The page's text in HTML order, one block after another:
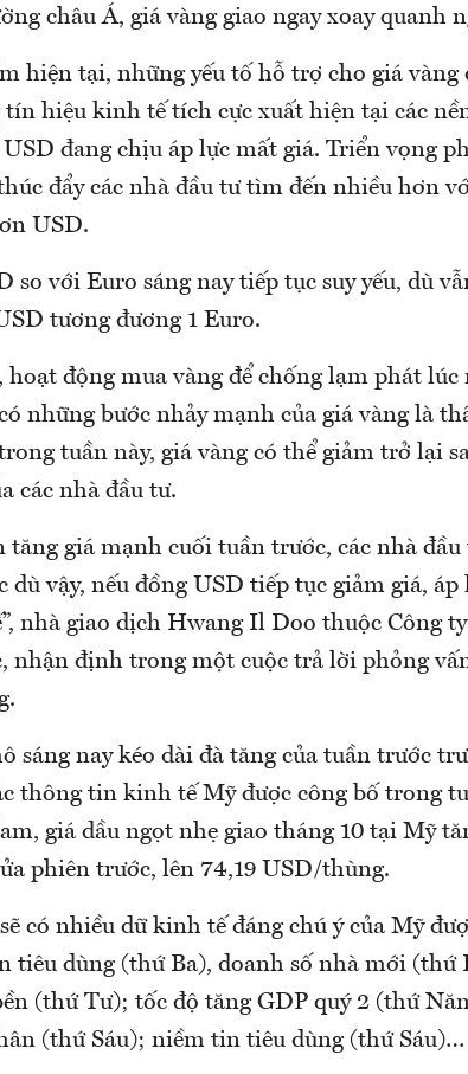
châu Á, giá vàng giao ngay xoay quanh
hiện tại, những yếu tố hỗ trợ cho giá vàng
hiệu kinh tế tích cực xuất hiện tại các
đang chịu áp lực mất giá. Triển vọng
đẩy các nhà đầu tư tìm đến nhiều hơn
USD.
so với Euro sáng nay tiếp tục suy yếu, dù
tương đương 1 Euro.
hoạt động mua vàng để chống lạm phát lúc
những bước nhảy mạnh của giá vàng là
tuần này, giá vàng có thể giảm trở lại
các nhà đầu tư.
tăng giá mạnh cuối tuần trước, các nhà
dù vậy, nếu đồng USD tiếp tục giảm giá,
nhà giao dịch Hwang Il Doo thuộc Công
nhận định trong một cuộc trả lời phỏng
sáng nay kéo dài đà tăng của tuần trước
thông tin kinh tế Mỹ được công bố trong
giá dầu ngọt nhẹ giao tháng 10 tại Mỹ
phiên trước, lên 74,19 USD/thùng.
có nhiều dữ kinh tế đáng chú ý của Mỹ
tiêu dùng (thứ Ba), doanh số nhà mới (thứ
(thứ Tư); tốc độ tăng GDP quý 2 (thứ
(thứ Sáu); niềm tin tiêu dùng (thứ Sáu)…